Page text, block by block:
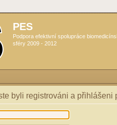
PES
Podpora efektivní spolupráce
sféry 2009 - 2012
byli registrováni a přihlášeni